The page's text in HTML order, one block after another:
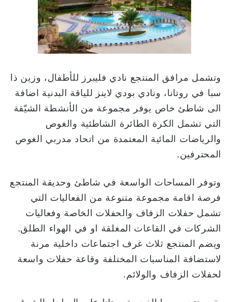
وتشمل مرافق المنتجع نادي فليبرز للأطفال، وزين ذا
سبا في روتانا، ونادي بودي لاينز للياقة البدنية اضافة
الى شاطئ خاص يوفر مجموعة من الأنشطة الشيّقة
التي تشمل الكرة الطائرة الشاطئية والغوص
والرياضات المائية المعتمدة من اتحاد مدربي الغوص
المحترفين.
وتوفر المساحات الواسعة في شاطئ وحديقة المنتجع
فرصة اقامة مجموعة متنوعة من الفعاليات التي
تشمل حفلات الزفاف والحفلات الخاصة وفعاليات
الشركات في القاعات المغلقة او في الهواء الطلق.
ويضم المنتجع ثلاث غرف اجتماعات داخلية مرنة
لاستضافة المناسبات المختلفة وقاعة حفلات واسعة
لحفلات الزفاف والولائم.